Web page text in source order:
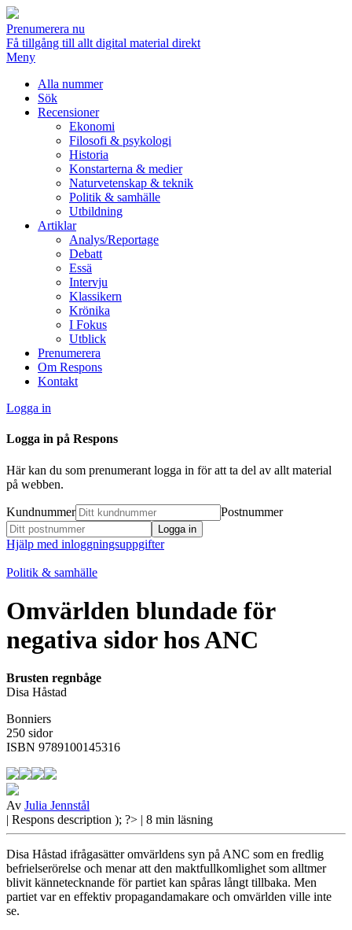
Prenumerera nu
Få tillgång till allt digital material direkt
Meny
Alla nummer
Sök
Recensioner
Ekonomi
Filosofi & psykologi
Historia
Konstarterna & medier
Naturvetenskap & teknik
Politik & samhälle
Utbildning
Artiklar
Analys/Reportage
Debatt
Essä
Intervju
Klassikern
Krönika
I Fokus
Utblick
Prenumerera
Om Respons
Kontakt
Logga in
Logga in på Respons
Här kan du som prenumerant logga in för att ta del av allt material
på webben.
Kundnummer Postnummer
Hjälp med inloggningsuppgifter
Politik & samhälle
Omvärlden blundade för
negativa sidor hos ANC
Brusten regnbåge
Disa Håstad
Bonniers
250 sidor
ISBN 9789100145316
Av Julia Jennstål
| Respons description ); ?> | 8 min läsning
Disa Håstad ifrågasätter omvärldens syn på ANC som en fredlig
befrielserörelse och menar att den maktfullkomlighet som alltmer
blivit kännetecknande för partiet kan spåras långt tillbaka. Men
partiet var en effektiv propagandamakare och omvärlden ville inte
se.